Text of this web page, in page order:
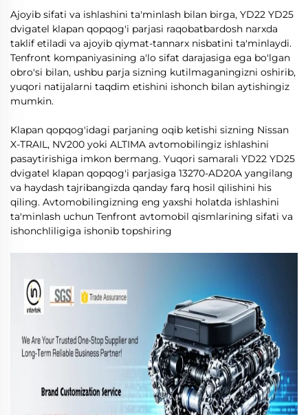
Ajoyib sifati va ishlashini ta'minlash bilan birga, YD22 YD25
dvigatel klapan qopqog'i parjasi raqobatbardosh narxda
taklif etiladi va ajoyib qiymat-tannarx nisbatini ta'minlaydi.
Tenfront kompaniyasining a'lo sifat darajasiga ega bo'lgan
obro'si bilan, ushbu parja sizning kutilmaganingizni oshirib,
yuqori natijalarni taqdim etishini ishonch bilan aytishingiz
mumkin.
Klapan qopqog'idagi parjaning oqib ketishi sizning Nissan
X-TRAIL, NV200 yoki ALTIMA avtomobilingiz ishlashini
pasaytirishiga imkon bermang. Yuqori samarali YD22 YD25
dvigatel klapan qopqog'i parjasiga 13270-AD20A yangilang
va haydash tajribangizda qanday farq hosil qilishini his
qiling. Avtomobilingizning eng yaxshi holatda ishlashini
ta'minlash uchun Tenfront avtomobil qismlarining sifati va
ishonchliligiga ishonib topshiring